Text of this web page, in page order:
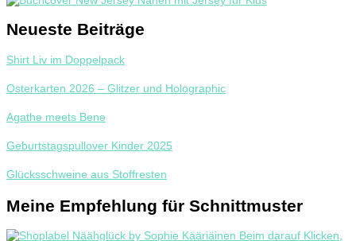
Neueste Beiträge
Shirt Liv im Doppelpack
Osterkarten 2026 – Glitzer und Holographic
Agathe meets Bene
Geburtstagspullover Kinder 2025
Glücksschweine aus Stoffresten
Meine Empfehlung für Schnittmuster